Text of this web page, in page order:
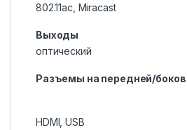
802.11ac, Miracast
Выходы
оптический
Разъемы на передней/
HDMI, USB